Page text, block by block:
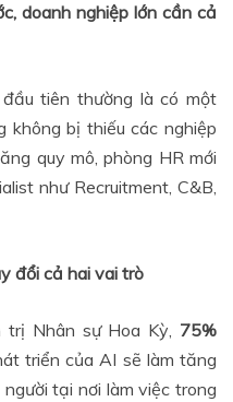
doanh nghiệp lớn cần cả
tiên thường là có một
không bị thiếu các nghiệp
quy mô, phòng HR mới
như Recruitment, C&B,
đổi cả hai vai trò
Nhân sự Hoa Kỳ, 75%
triển của AI sẽ làm tăng
tại nơi làm việc trong